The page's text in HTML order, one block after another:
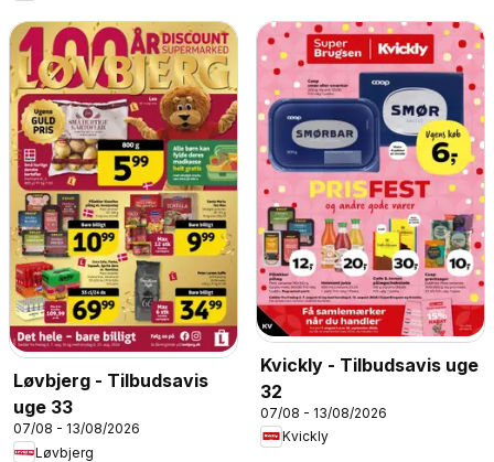
Løvbjerg - Tilbudsavis
uge 33
07/08 - 13/08/2026
Løvbjerg
Kvickly - Tilbudsavis uge
32
07/08 - 13/08/2026
Kvickly